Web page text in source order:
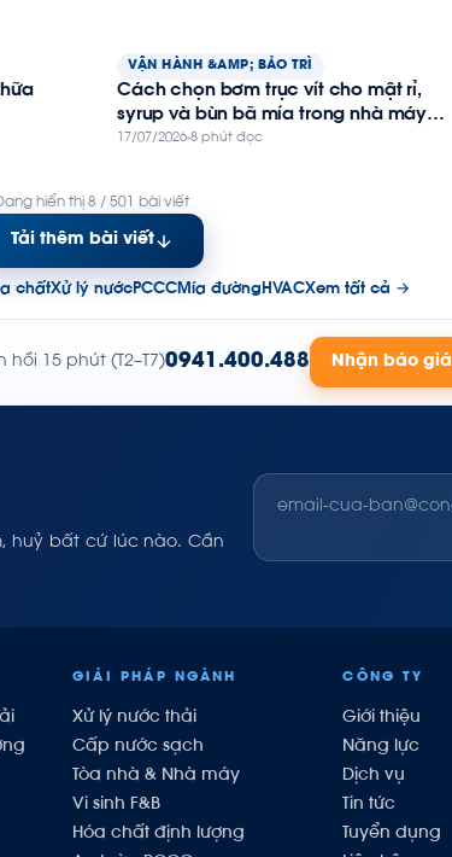
VẬN HÀNH &AMP; BẢO TRÌ
Cách chọn bơm trục vít cho mật rỉ,
syrup và bùn bã mía trong nhà máy
đường
17/07/2026 8 phút đọc
hiển thị 8 / 501 bài viết
Tải thêm bài viết
chấtXử lý nướcPCCCMía đườngHVACXem tất cả →
hồi 15 phút (T2–T7)0941.400.488 Nhận báo giá
huỷ bất cứ lúc nào. Cần
GIẢI PHÁP NGÀNH
Xử lý nước thải
Cấp nước sạch
Tòa nhà & Nhà máy
Vi sinh F&B
Hóa chất định lượng
CÔNG TY
Giới thiệu
Năng lực
Dịch vụ
Tin tức
Tuyển dụng